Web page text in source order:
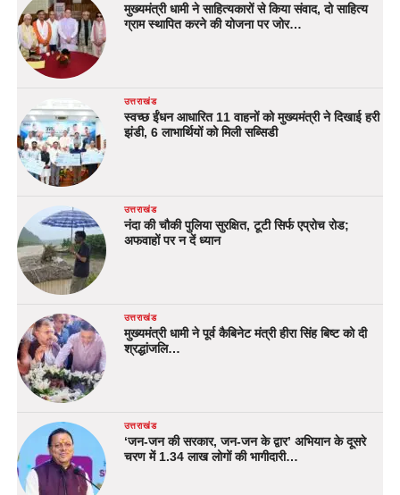
मुख्यमंत्री धामी ने साहित्यकारों से किया संवाद, दो साहित्य
ग्राम स्थापित करने की योजना पर जोर…
उत्तराखंड
स्वच्छ ईंधन आधारित 11 वाहनों को मुख्यमंत्री ने दिखाई हरी
झंडी, 6 लाभार्थियों को मिली सब्सिडी
उत्तराखंड
नंदा की चौकी पुलिया सुरक्षित, टूटी सिर्फ एप्रोच रोड;
अफवाहों पर न दें ध्यान
उत्तराखंड
मुख्यमंत्री धामी ने पूर्व कैबिनेट मंत्री हीरा सिंह बिष्ट को दी
श्रद्धांजलि…
उत्तराखंड
‘जन-जन की सरकार, जन-जन के द्वार’ अभियान के दूसरे
चरण में 1.34 लाख लोगों की भागीदारी…